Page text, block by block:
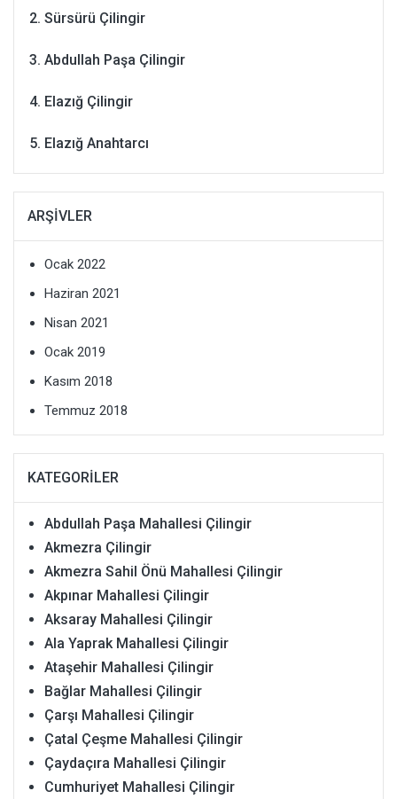
Sürsürü Çilingir
Abdullah Paşa Çilingir
Elazığ Çilingir
Elazığ Anahtarcı
ARŞIVLER
Ocak 2022
Haziran 2021
Nisan 2021
Ocak 2019
Kasım 2018
Temmuz 2018
KATEGORILER
Abdullah Paşa Mahallesi Çilingir
Akmezra Çilingir
Akmezra Sahil Önü Mahallesi Çilingir
Akpınar Mahallesi Çilingir
Aksaray Mahallesi Çilingir
Ala Yaprak Mahallesi Çilingir
Ataşehir Mahallesi Çilingir
Bağlar Mahallesi Çilingir
Çarşı Mahallesi Çilingir
Çatal Çeşme Mahallesi Çilingir
Çaydaçıra Mahallesi Çilingir
Cumhuriyet Mahallesi Çilingir